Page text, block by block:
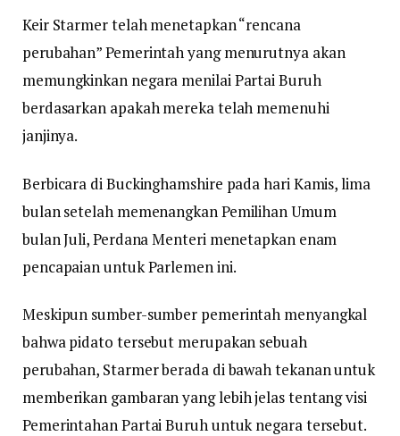
Keir Starmer telah menetapkan “rencana
perubahan” Pemerintah yang menurutnya akan
memungkinkan negara menilai Partai Buruh
berdasarkan apakah mereka telah memenuhi
janjinya.
Berbicara di Buckinghamshire pada hari Kamis, lima
bulan setelah memenangkan Pemilihan Umum
bulan Juli, Perdana Menteri menetapkan enam
pencapaian untuk Parlemen ini.
Meskipun sumber-sumber pemerintah menyangkal
bahwa pidato tersebut merupakan sebuah
perubahan, Starmer berada di bawah tekanan untuk
memberikan gambaran yang lebih jelas tentang visi
Pemerintahan Partai Buruh untuk negara tersebut.